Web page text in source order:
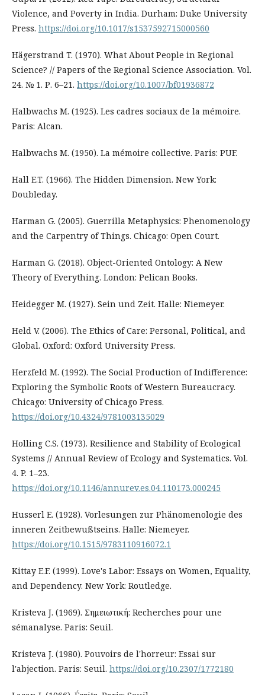
Violence, and Poverty in India. Durham: Duke University
Press. https://doi.org/10.1017/s1537592715000560
Hägerstrand T. (1970). What About People in Regional
Science? // Papers of the Regional Science Association. Vol.
24. № 1. Р. 6–21. https://doi.org/10.1007/bf01936872
Halbwachs M. (1925). Les cadres sociaux de la mémoire.
Paris: Alcan.
Halbwachs M. (1950). La mémoire collective. Paris: PUF.
Hall E.T. (1966). The Hidden Dimension. New York:
Doubleday.
Harman G. (2005). Guerrilla Metaphysics: Phenomenology
and the Carpentry of Things. Chicago: Open Court.
Harman G. (2018). Object-Oriented Ontology: A New
Theory of Everything. London: Pelican Books.
Heidegger M. (1927). Sein und Zeit. Halle: Niemeyer.
Held V. (2006). The Ethics of Care: Personal, Political, and
Global. Oxford: Oxford University Press.
Herzfeld M. (1992). The Social Production of Indifference:
Exploring the Symbolic Roots of Western Bureaucracy.
Chicago: University of Chicago Press.
https://doi.org/10.4324/9781003135029
Holling C.S. (1973). Resilience and Stability of Ecological
Systems // Annual Review of Ecology and Systematics. Vol.
4. P. 1–23.
https://doi.org/10.1146/annurev.es.04.110173.000245
Husserl E. (1928). Vorlesungen zur Phänomenologie des
inneren Zeitbewußtseins. Halle: Niemeyer.
https://doi.org/10.1515/9783110916072.1
Kittay E.F. (1999). Love's Labor: Essays on Women, Equality,
and Dependency. New York: Routledge.
Kristeva J. (1969). Σημειωτική: Recherches pour une
sémanalyse. Paris: Seuil.
Kristeva J. (1980). Pouvoirs de l'horreur: Essai sur
l'abjection. Paris: Seuil. https://doi.org/10.2307/1772180